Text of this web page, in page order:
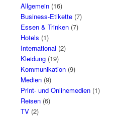
Allgemein(16)
Business-Etikette(7)
Essen & Trinken(7)
Hotels (1)
International (2)
Kleidung(19)
Kommunikation(9)
Medien(9)
Print- und Onlinemedien(1)
Reisen(6)
TV(2)